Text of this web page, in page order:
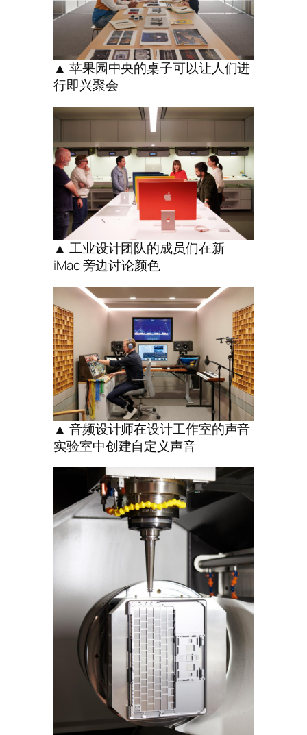
▲ 苹果园中央的桌子可以让人们进
行即兴聚会
▲ 工业设计团队的成员们在新
iMac 旁边讨论颜色
▲ 音频设计师在设计工作室的声音
实验室中创建自定义声音